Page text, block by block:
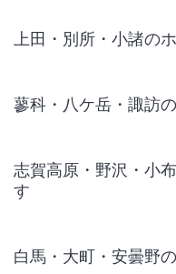
上田・別所・小諸の
蓼科・八ケ岳・諏訪
志賀高原・野沢・小
す
白馬・大町・安曇野